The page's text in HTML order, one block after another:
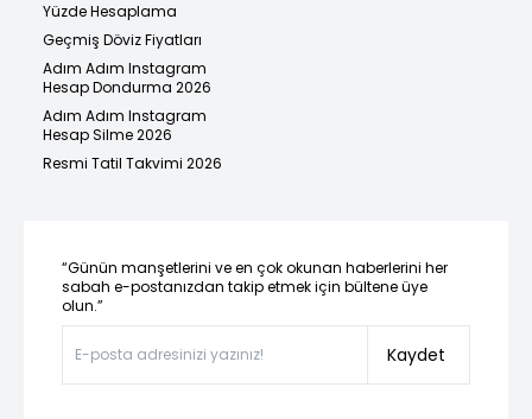
Yüzde Hesaplama
Geçmiş Döviz Fiyatları
Adım Adım Instagram
Hesap Dondurma 2026
Adım Adım Instagram
Hesap Silme 2026
Resmi Tatil Takvimi 2026
“Günün manşetlerini ve en çok okunan haberlerini her
sabah e-postanızdan takip etmek için bültene üye
olun.”
Kaydet